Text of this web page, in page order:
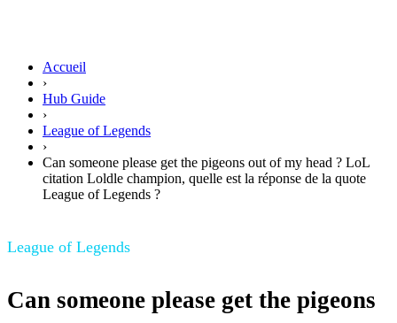
Accueil
›
Hub Guide
›
League of Legends
›
Can someone please get the pigeons out of my head ? LoL
citation Loldle champion, quelle est la réponse de la quote
League of Legends ?
League of Legends
Can someone please get the pigeons